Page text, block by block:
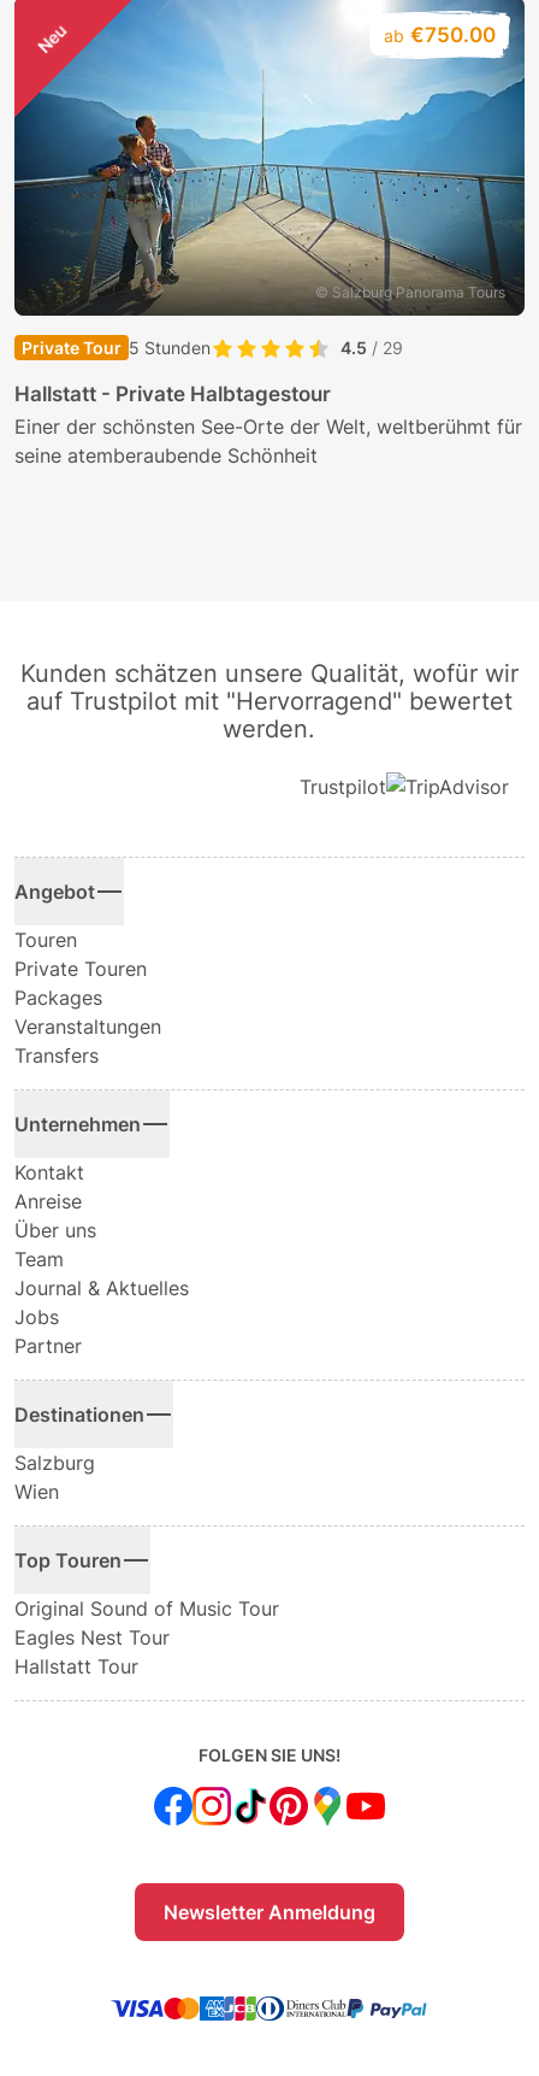
Neu ab €750.00
© Salzburg Panorama Tours
Private Tour 5 Stunden 4.5 / 29
Hallstatt - Private Halbtagestour
Einer der schönsten See-Orte der Welt, weltberühmt für
seine atemberaubende Schönheit
Kunden schätzen unsere Qualität, wofür wir
auf Trustpilot mit "Hervorragend" bewertet
werden.
Trustpilot
Angebot
Touren
Private Touren
Packages
Veranstaltungen
Transfers
Unternehmen
Kontakt
Anreise
Über uns
Team
Journal & Aktuelles
Jobs
Partner
Destinationen
Salzburg
Wien
Top Touren
Original Sound of Music Tour
Eagles Nest Tour
Hallstatt Tour
FOLGEN SIE UNS!
Newsletter Anmeldung